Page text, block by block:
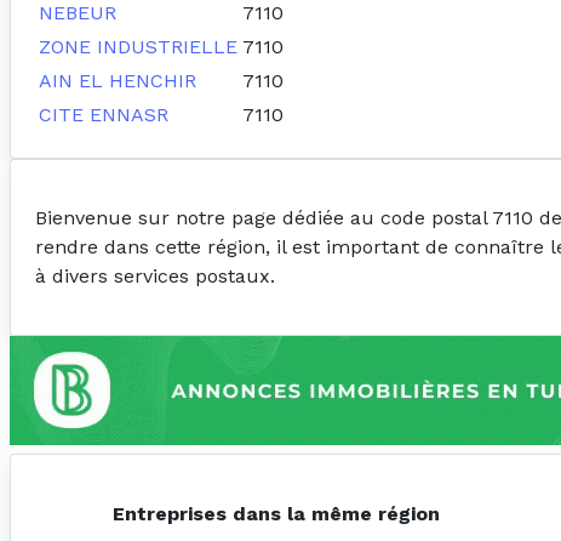
NEBEUR
7110
ZONE INDUSTRIELLE 7110
AIN EL HENCHIR
7110
CITE ENNASR
7110
Bienvenue sur notre page dédiée au code postal 7110
rendre dans cette région, il est important de
à divers services postaux.
Entreprises dans la même région